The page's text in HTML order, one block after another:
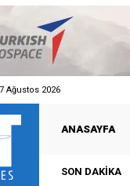
Ağustos 2026
ANASAYFA
SON DAKIKA